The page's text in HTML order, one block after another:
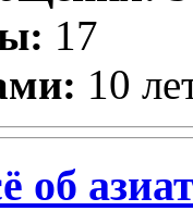
17
10
об